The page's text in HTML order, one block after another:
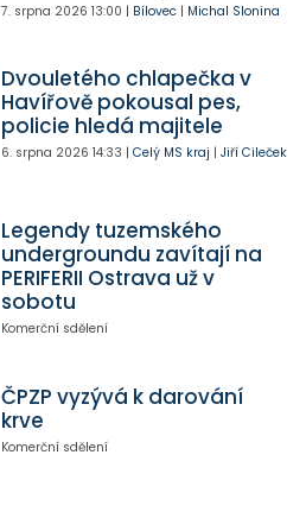
7. srpna 2026 13:00 | Bílovec| Michal Slonina
Dvouletého chlapečka v
Havířově pokousal pes,
policie hledá majitele
6. srpna 2026 14:33 | Celý MS kraj | Jiří Cileček
Legendy tuzemského
undergroundu zavítají na
PERIFERII Ostrava už v
sobotu
Komerční sdělení
ČPZP vyzývá k darování
krve
Komerční sdělení